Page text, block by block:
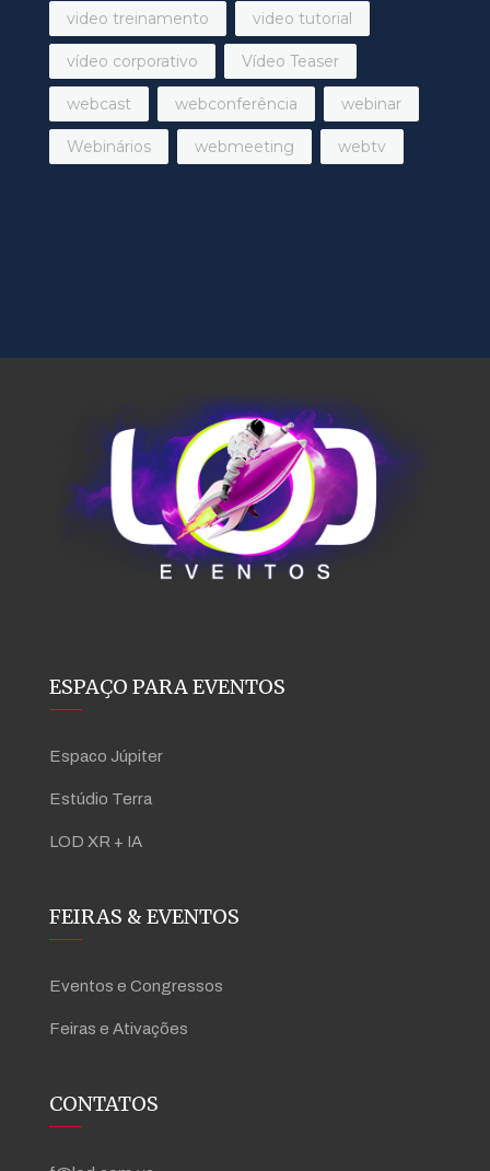
video treinamento video tutorial
vídeo corporativo Vídeo Teaser
webcast webconferência webinar
Webinários webmeeting webtv
ESPAÇO PARA EVENTOS
Espaco Júpiter
Estúdio Terra
LOD XR + IA
FEIRAS & EVENTOS
Eventos e Congressos
Feiras e Ativações
CONTATOS